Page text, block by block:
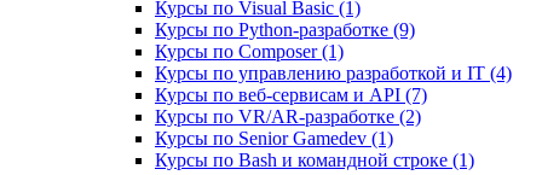
Курсы по Visual Basic (1)
Курсы по Python-разработке (9)
Курсы по Composer (1)
Курсы по управлению разработкой и IT (4)
Курсы по веб‑сервисам и API (7)
Курсы по VR/AR‑разработке (2)
Курсы по Senior Gamedev (1)
Курсы по Bash и командной строке (1)